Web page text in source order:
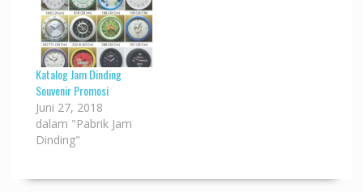
Katalog Jam Dinding
Souvenir Promosi
Juni 27, 2018
dalam "Pabrik Jam
Dinding"